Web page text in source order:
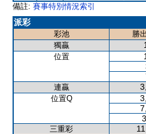
備註: 賽事特別情況索引
派彩
彩池 勝
獨贏
位置
連贏
位置Q
三重彩